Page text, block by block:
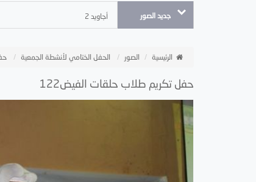
جديد الصور أجاويد 2
الرئيسية الصور الحفل الختامي لأنشطة الجمعية
حفل تكريم طلاب حلقات الفيض122